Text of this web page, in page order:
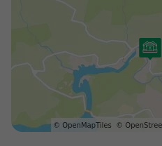
Tente 6 personnes -
Surface
21m²